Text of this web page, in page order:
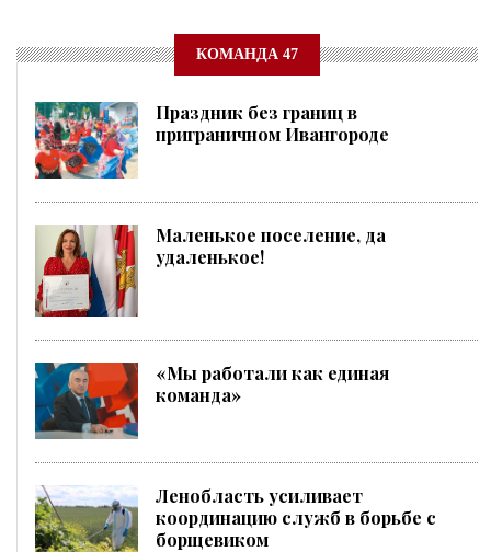
КОМАНДА 47
Праздник без границ в
приграничном Ивангороде
Маленькое поселение, да
удаленькое!
«Мы работали как единая
команда»
Ленобласть усиливает
координацию служб в борьбе с
борщевиком